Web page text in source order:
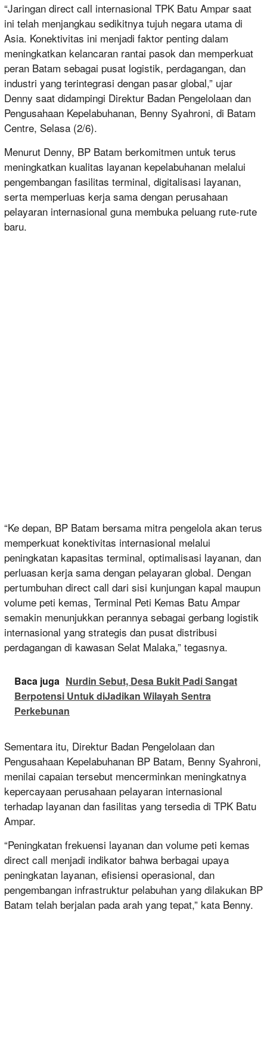
“Jaringan direct call internasional TPK Batu Ampar saat
ini telah menjangkau sedikitnya tujuh negara utama di
Asia. Konektivitas ini menjadi faktor penting dalam
meningkatkan kelancaran rantai pasok dan memperkuat
peran Batam sebagai pusat logistik, perdagangan, dan
industri yang terintegrasi dengan pasar global,” ujar
Denny saat didampingi Direktur Badan Pengelolaan dan
Pengusahaan Kepelabuhanan, Benny Syahroni, di Batam
Centre, Selasa (2/6).
Menurut Denny, BP Batam berkomitmen untuk terus
meningkatkan kualitas layanan kepelabuhanan melalui
pengembangan fasilitas terminal, digitalisasi layanan,
serta memperluas kerja sama dengan perusahaan
pelayaran internasional guna membuka peluang rute-rute
baru.
“Ke depan, BP Batam bersama mitra pengelola akan terus
memperkuat konektivitas internasional melalui
peningkatan kapasitas terminal, optimalisasi layanan, dan
perluasan kerja sama dengan pelayaran global. Dengan
pertumbuhan direct call dari sisi kunjungan kapal maupun
volume peti kemas, Terminal Peti Kemas Batu Ampar
semakin menunjukkan perannya sebagai gerbang logistik
internasional yang strategis dan pusat distribusi
perdagangan di kawasan Selat Malaka,” tegasnya.
Baca juga Nurdin Sebut, Desa Bukit Padi Sangat
Berpotensi Untuk diJadikan Wilayah Sentra
Perkebunan
Sementara itu, Direktur Badan Pengelolaan dan
Pengusahaan Kepelabuhanan BP Batam, Benny Syahroni,
menilai capaian tersebut mencerminkan meningkatnya
kepercayaan perusahaan pelayaran internasional
terhadap layanan dan fasilitas yang tersedia di TPK Batu
Ampar.
“Peningkatan frekuensi layanan dan volume peti kemas
direct call menjadi indikator bahwa berbagai upaya
peningkatan layanan, efisiensi operasional, dan
pengembangan infrastruktur pelabuhan yang dilakukan BP
Batam telah berjalan pada arah yang tepat,” kata Benny.